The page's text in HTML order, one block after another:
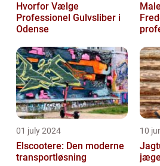
Hvorfor Vælge
Professionel Gulvsliber i
Odense
01 july 2024
Elscootere: Den moderne
transportløsning
10